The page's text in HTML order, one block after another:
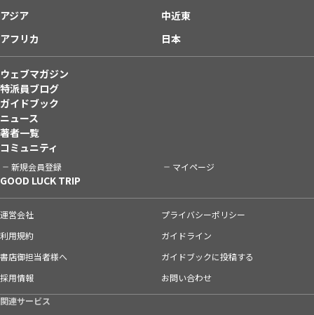
アジア
中近東
アフリカ
日本
ウェブマガジン
特派員ブログ
ガイドブック
ニュース
著者一覧
コミュニティ
新規会員登録 マイページ
GOOD LUCK TRIP
運営会社
プライバシーポリシー
利用規約
ガイドライン
書店御担当者様へ
ガイドブックに投稿する
採用情報
お問い合わせ
関連サービス